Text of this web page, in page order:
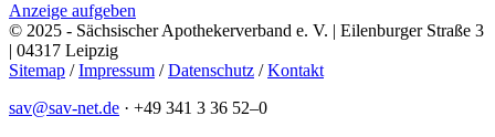
Anzeige aufgeben
© 2025 - Sächsischer Apothekerverband e. V. | Eilenburger Straße 3
| 04317 Leipzig
Sitemap /Impressum /Datenschutz /Kontakt
sav@sav-net.de · +49 341 3 36 52–0